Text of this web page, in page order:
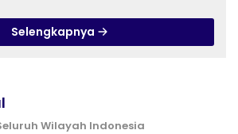
Selengkapnya
Wilayah Indonesia